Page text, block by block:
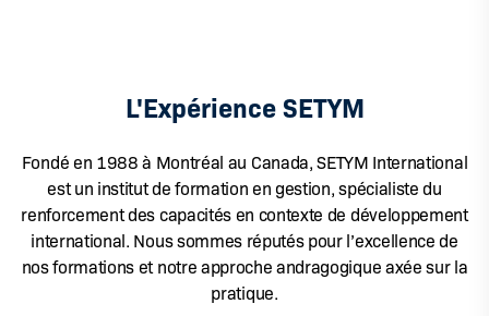
L'Expérience SETYM
Fondé en 1988 à Montréal au Canada, SETYM International
est un institut de formation en gestion, spécialiste du
renforcement des capacités en contexte de développement
international. Nous sommes réputés pour l’excellence de
nos formations et notre approche andragogique axée sur la
pratique.